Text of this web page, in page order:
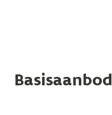
Basisaanbod